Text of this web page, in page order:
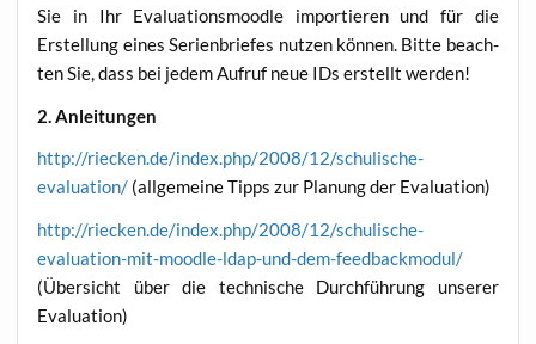
Sie in Ihr Eva­lua­ti­ons­mood­le impor­tie­ren und für die
Erstel­lung eines Seri­en­brie­fes nut­zen kön­nen. Bit­te beach­
ten Sie, dass bei jedem Auf­ruf neue IDs erstellt werden!
2. Anlei­tun­gen
http://riecken.de/index.php/2008/12/schulische-
evaluation/ (all­ge­mei­ne Tipps zur Pla­nung der Evaluation)
http://riecken.de/index.php/2008/12/schulische-
evaluation-mit-moodle-ldap-und-dem-feedbackmodul/
(Über­sicht über die tech­ni­sche Durch­füh­rung unse­rer
Evaluation)